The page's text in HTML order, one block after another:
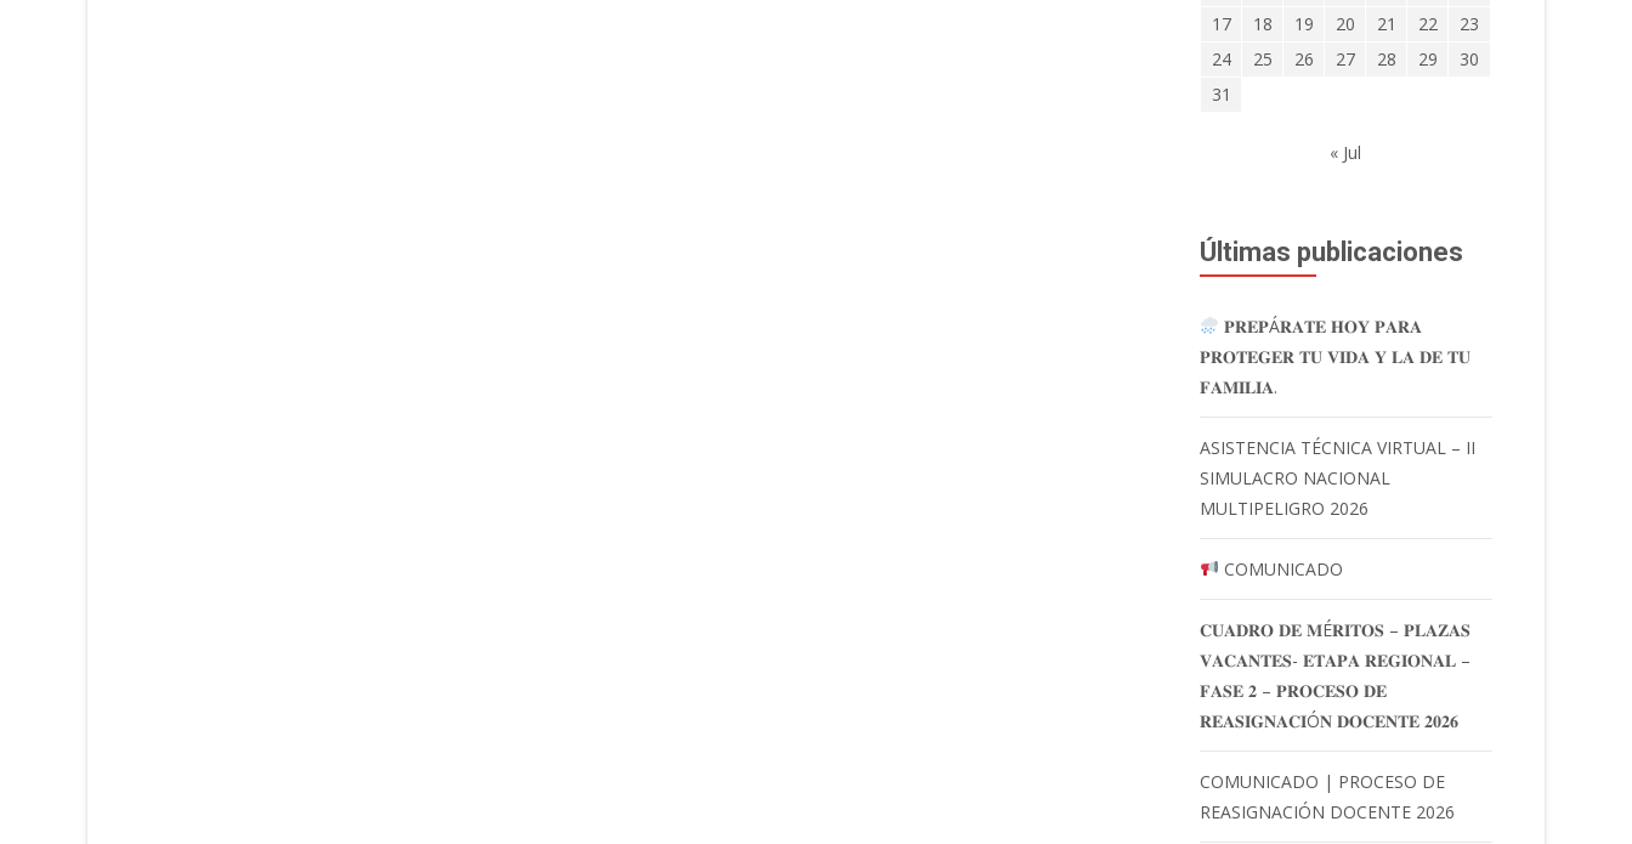
17
18 19 20 21 22
23
24
25 26 27 28 29
30
31
« Jul
Últimas publicaciones
𝐏𝐑𝐄𝐏Á𝐑𝐀𝐓𝐄 𝐇𝐎𝐘 𝐏𝐀𝐑𝐀
𝐏𝐑𝐎𝐓𝐄𝐆𝐄𝐑 𝐓𝐔 𝐕𝐈𝐃𝐀 𝐘 𝐋𝐀 𝐃𝐄 𝐓𝐔
𝐅𝐀𝐌𝐈𝐋𝐈𝐀.
ASISTENCIA TÉCNICA VIRTUAL – II
SIMULACRO NACIONAL
MULTIPELIGRO 2026
COMUNICADO
𝐂𝐔𝐀𝐃𝐑𝐎 𝐃𝐄 𝐌É𝐑𝐈𝐓𝐎𝐒 – 𝐏𝐋𝐀𝐙𝐀𝐒
𝐕𝐀𝐂𝐀𝐍𝐓𝐄𝐒- 𝐄𝐓𝐀𝐏𝐀 𝐑𝐄𝐆𝐈𝐎𝐍𝐀𝐋 –
𝐅𝐀𝐒𝐄 𝟐 – 𝐏𝐑𝐎𝐂𝐄𝐒𝐎 𝐃𝐄
𝐑𝐄𝐀𝐒𝐈𝐆𝐍𝐀𝐂𝐈Ó𝐍 𝐃𝐎𝐂𝐄𝐍𝐓𝐄 𝟐𝟎𝟐𝟔
COMUNICADO | PROCESO DE
REASIGNACIÓN DOCENTE 2026